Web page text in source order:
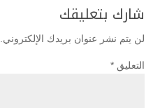
شارك بتعليقك
لن يتم نشر عنوان بريدك الإلكتروني.
التعليق *